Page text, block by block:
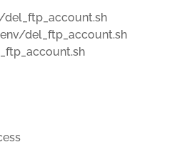
del_ftp_account.sh